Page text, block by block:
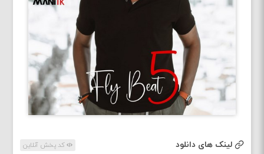
لینک های دانلود کد پخش آنلاین